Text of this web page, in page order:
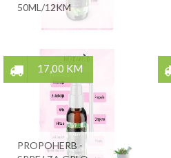
50ML/12KM
17,00 KM
PROPOHERB -